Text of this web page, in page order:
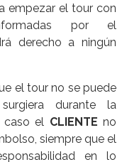
empezar el tour con
por el
derecho a ningún
el tour no se puede
durante la
caso el CLIENTE no
siempre que el
en lo